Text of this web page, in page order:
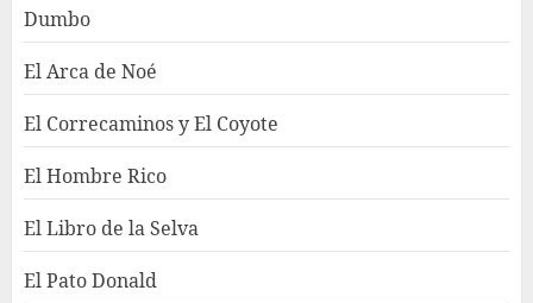
Dumbo
El Arca de Noé
El Correcaminos y El Coyote
El Hombre Rico
El Libro de la Selva
El Pato Donald